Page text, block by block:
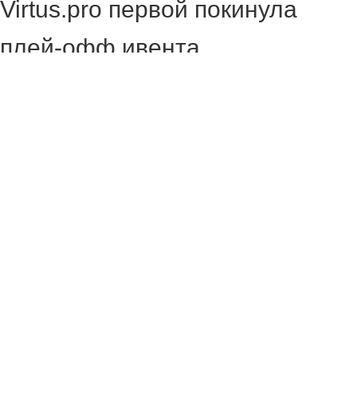
Virtus.pro первой покинула
плей-офф ивента